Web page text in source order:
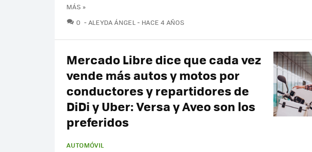
MÁS »
0 COMENTARIOS
ALEYDA ÁNGEL HACE 4 AÑOS
Mercado Libre dice que cada vez
vende más autos y motos por
conductores y repartidores de
DiDi y Uber: Versa y Aveo son los
preferidos
AUTOMÓVIL